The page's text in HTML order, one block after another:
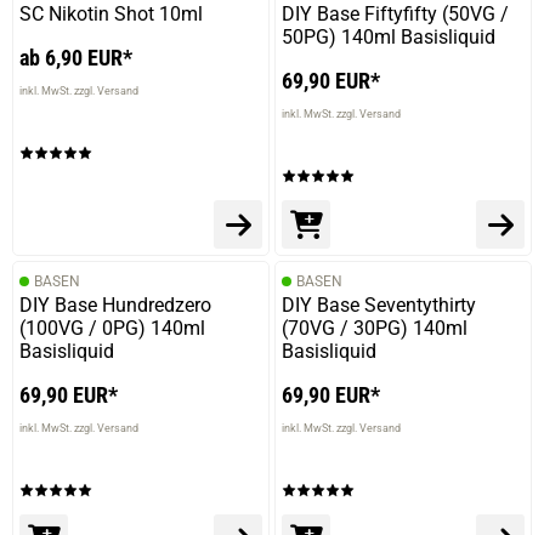
04.09.2023 — viaTrustedshops.de
Erich H.
Guter Vanillegeschmack und nicht zu süß.
SC Nikotin Shot 10ml
ab 6,90 EUR*
inkl. MwSt. zzgl. Versand
DIY Base Fiftyfifty (50VG /
50PG) 140ml Basisliquid
69,90 EUR*
inkl. MwSt. zzgl. Versand
BASEN
DIY Base Hundredzero
(100VG / 0PG) 140ml
Basisliquid
69,90 EUR*
inkl. MwSt. zzgl. Versand
BASEN
DIY Base Seventythirty
(70VG / 30PG) 140ml
Basisliquid
69,90 EUR*
inkl. MwSt. zzgl. Versand